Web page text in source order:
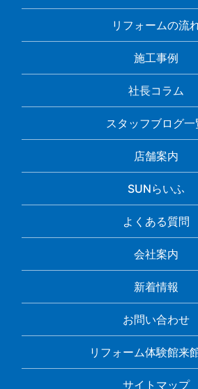
リフォームの流
施工事例
社長コラム
スタッフブログ一
店舗案内
SUNらいふ
よくある質問
会社案内
新着情報
お問い合わせ
リフォーム体験館来
サイトマップ